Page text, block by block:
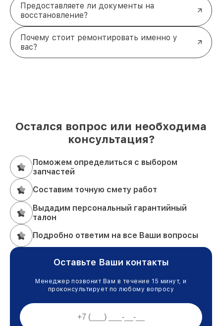
Предоставляете ли документы на
восстановление?
Почему стоит ремонтировать именно у
вас?
Остался вопрос или необходима
консультация?
Поможем определиться с выбором
запчастей
Составим точную смету работ
Выдадим персональный гарантийный
талон
Подробно ответим на все Ваши вопросы
Оставьте Ваши контакты
Менеджер позвонит Вам в течение 15 минут, и
проконсультирует по любому вопросу